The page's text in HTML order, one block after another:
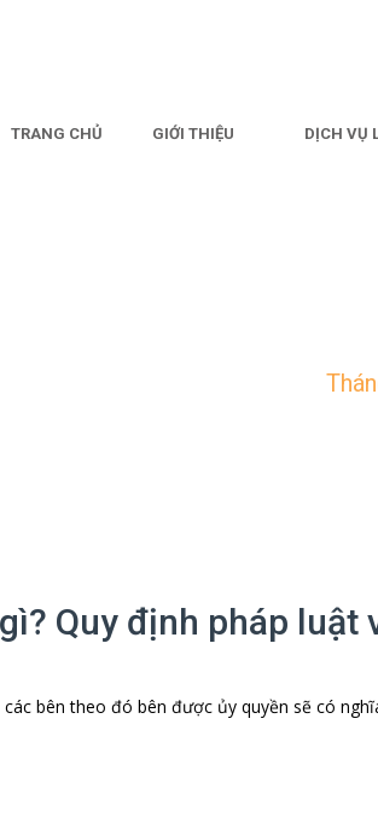
TRANG CHỦ GIỚI THIỆU DỊCH VỤ
Quy định pháp luật
bên theo đó bên được ủy quyền sẽ có